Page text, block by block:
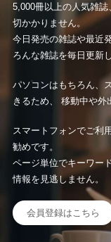
5,000冊以上の人気雑
切かかりません。
今日発売の雑誌や最近
ろんな雑誌を毎日更新
パソコンはもちろん、
きるため、 移動中や外
スマートフォンでご利
勧めです。
ページ単位でキーワー
情報を見逃しません。
会員登録はこちら